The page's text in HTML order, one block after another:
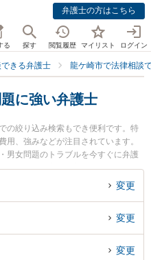
弁護士の方はこちら
る 探す 閲覧履歴 マイリスト ログイン
きる弁護士 龍ケ崎市で法律相談
に強い弁護士
の絞り込み検索もでき便利です。特
用、強みなどが注目されています。
男女問題のトラブルを今すぐに弁護
ブル解決の実績豊富な近くの弁護士
女問題を法律相談できる龍ケ崎市内
変更
変更
変更